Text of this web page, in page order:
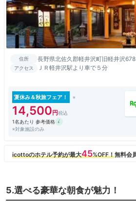
住所 長野県北佐久郡軽井沢町旧軽井沢678
アクセス ＪＲ軽井沢駅より車で５分
夏休み＆秋旅フェア！
14,500
1名あたり 参考価格
※対象施設のみ
5.選べる豪華な朝食が魅力！